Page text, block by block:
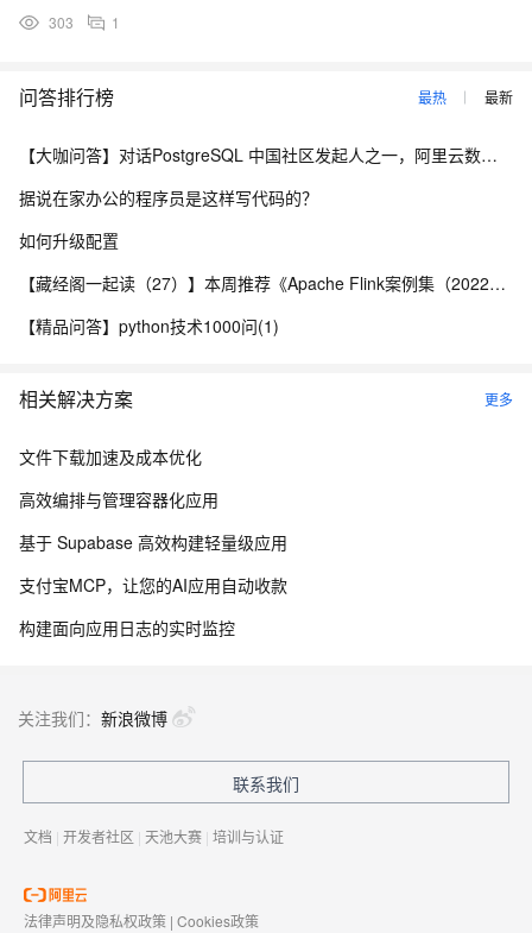
303 1
问答排行榜 最热 最新
【大咖问答】对话PostgreSQL 中国社区发起人之一，阿里云数据库高级专家 德哥
据说在家办公的程序员是这样写代码的？
如何升级配置
【藏经阁一起读（27）】本周推荐《Apache Flink案例集（2022版）》，你有哪些心得？
【精品问答】python技术1000问(1)
相关解决方案 更多
文件下载加速及成本优化
高效编排与管理容器化应用
基于 Supabase 高效构建轻量级应用
支付宝MCP，让您的AI应用自动收款
构建面向应用日志的实时监控
关注我们： 新浪微博
联系我们
文档 | 开发者社区 | 天池大赛 | 培训与认证
法律声明及隐私权政策 | Cookies政策